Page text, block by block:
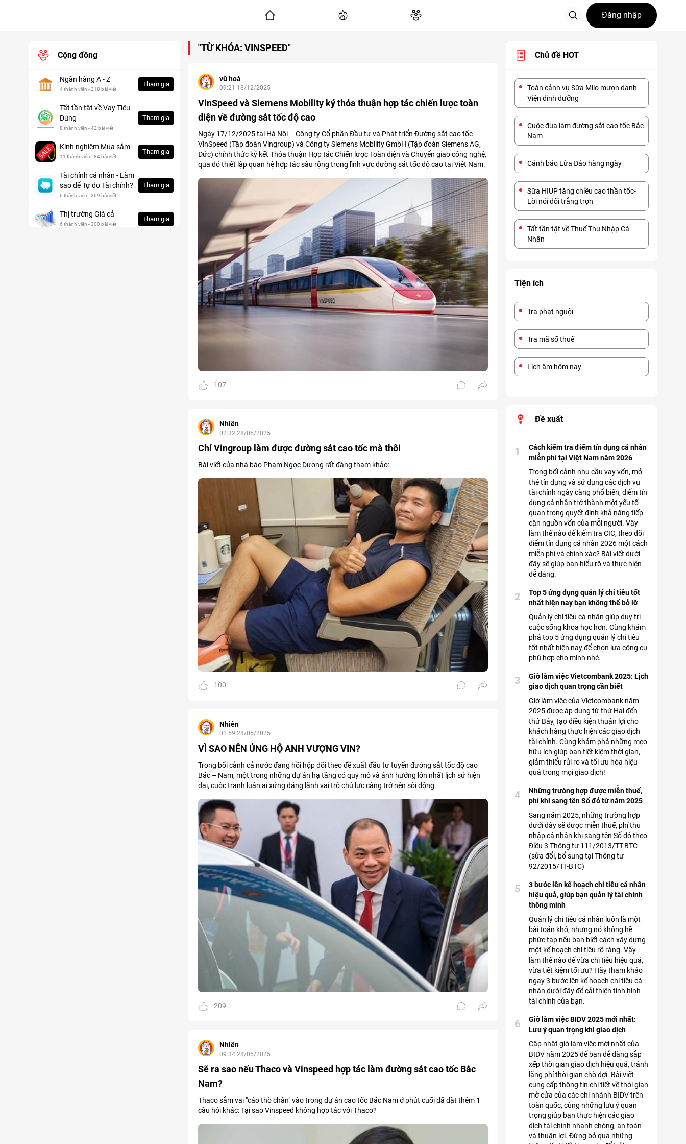
Đăng nhập
Cộng đồng
Ngân hàng A - Z
4 thành viên - 218 bài viết
Tham gia
Tất tần tật về Vay Tiêu
Dùng
8 thành viên - 42 bài viết
Tham gia
Kinh nghiệm Mua sắm
11 thành viên - 84 bài viết
Tham gia
Tài chính cá nhân - Làm
sao để Tự do Tài chính?
6 thành viên - 269 bài viết
Tham gia
Thị trường Giá cả
6 thành viên - 300 bài viết
Tham gia
"TỪ KHÓA: VINSPEED"
vũ hoà
09:21 18/12/2025
VinSpeed và Siemens Mobility ký thỏa thuận hợp tác chiến lược toàn
diện về đường sắt tốc độ cao
Ngày 17/12/2025 tại Hà Nội – Công ty Cổ phần Đầu tư và Phát triển Đường sắt cao tốc
VinSpeed (Tập đoàn Vingroup) và Công ty Siemens Mobility GmbH (Tập đoàn Siemens AG,
Đức) chính thức ký kết Thỏa thuận Hợp tác Chiến lược Toàn diện và Chuyển giao công nghệ,
qua đó thiết lập quan hệ hợp tác sâu rộng trong lĩnh vực đường sắt tốc độ cao tại Việt Nam.
107
Nhiên
02:32 28/05/2025
Chỉ Vingroup làm được đường sắt cao tốc mà thôi
Bài viết của nhà báo Phạm Ngọc Dương rất đáng tham khảo:
100
Nhiên
01:59 28/05/2025
VÌ SAO NÊN ỦNG HỘ ANH VƯỢNG VIN?
Trong bối cảnh cả nước đang hồi hộp dõi theo đề xuất đầu tư tuyến đường sắt tốc độ cao
Bắc – Nam, một trong những dự án hạ tầng có quy mô và ảnh hưởng lớn nhất lịch sử hiện
đại, cuộc tranh luận ai xứng đáng lãnh vai trò chủ lực càng trở nên sôi động.
209
Nhiên
09:34 28/05/2025
Sẽ ra sao nếu Thaco và Vinspeed hợp tác làm đường sắt cao tốc Bắc
Nam?
Thaco sắm vai "cáo thò chân" vào trong dự án cao tốc Bắc Nam ở phút cuối đã đặt thêm 1
câu hỏi khác: Tại sao Vinspeed không hợp tác với Thaco?
Chủ đề HOT
Toàn cảnh vụ Sữa Milo mượn danh
Viện dinh dưỡng
Cuộc đua làm đường sắt cao tốc Bắc
Nam
Cảnh báo Lừa Đảo hàng ngày
Sữa HIUP tăng chiều cao thần tốc-
Lời nói dối trắng trợn
Tất tần tật về Thuế Thu Nhập Cá
Nhân
Tiện ích
Tra phạt nguội
Tra mã số thuế
Lịch âm hôm nay
Đề xuất
Cách kiểm tra điểm tín dụng cá nhân
miễn phí tại Việt Nam năm 2026
1
Trong bối cảnh nhu cầu vay vốn, mở
thẻ tín dụng và sử dụng các dịch vụ
tài chính ngày càng phổ biến, điểm tín
dụng cá nhân trở thành một yếu tố
quan trọng quyết định khả năng tiếp
cận nguồn vốn của mỗi người. Vậy
làm thế nào để kiểm tra CIC, theo dõi
điểm tín dụng cá nhân 2026 một cách
miễn phí và chính xác? Bài viết dưới
đây sẽ giúp bạn hiểu rõ và thực hiện
dễ dàng.
Top 5 ứng dụng quản lý chi tiêu tốt
nhất hiện nay bạn không thể bỏ lỡ
2
Quản lý chi tiêu cá nhân giúp duy trì
cuộc sống khoa học hơn. Cùng khám
phá top 5 ứng dụng quản lý chi tiêu
tốt nhất hiện nay để chọn lựa công cụ
phù hợp cho mình nhé.
Giờ làm việc Vietcombank 2025: Lịch
giao dịch quan trọng cần biết
3
Giờ làm việc của Vietcombank năm
2025 được áp dụng từ thứ Hai đến
thứ Bảy, tạo điều kiện thuận lợi cho
khách hàng thực hiện các giao dịch
tài chính. Cùng khám phá những mẹo
hữu ích giúp bạn tiết kiệm thời gian,
giảm thiểu rủi ro và tối ưu hóa hiệu
quả trong mọi giao dịch!
Những trường hợp được miễn thuế,
phí khi sang tên Sổ đỏ từ năm 2025
4
Sang năm 2025, những trường hợp
dưới đây sẽ được miễn thuế, phí thu
nhập cá nhân khi sang tên Sổ đỏ theo
Điều 3 Thông tư 111/2013/TT-BTC
(sửa đổi, bổ sung tại Thông tư
92/2015/TT-BTC)
3 bước lên kế hoạch chi tiêu cá nhân
hiệu quả, giúp bạn quản lý tài chính
thông minh
5
Quản lý chi tiêu cá nhân luôn là một
bài toán khó, nhưng nó không hề
phức tạp nếu bạn biết cách xây dựng
một kế hoạch chi tiêu rõ ràng. Vậy
làm thế nào để vừa chi tiêu hiệu quả,
vừa tiết kiệm tối ưu? Hãy tham khảo
ngay 3 bước lên kế hoạch chi tiêu cá
nhân dưới đây để cải thiện tình hình
tài chính của bạn.
Giờ làm việc BIDV 2025 mới nhất:
Lưu ý quan trọng khi giao dịch
6
Cập nhật giờ làm việc mới nhất của
BIDV năm 2025 để bạn dễ dàng sắp
xếp thời gian giao dịch hiệu quả, tránh
lãng phí thời gian chờ đợi. Bài viết
cung cấp thông tin chi tiết về thời gian
mở cửa của các chi nhánh BIDV trên
toàn quốc, cùng những lưu ý quan
trọng giúp bạn thực hiện các giao
dịch tài chính nhanh chóng, an toàn
và thuận lợi. Đừng bỏ qua những